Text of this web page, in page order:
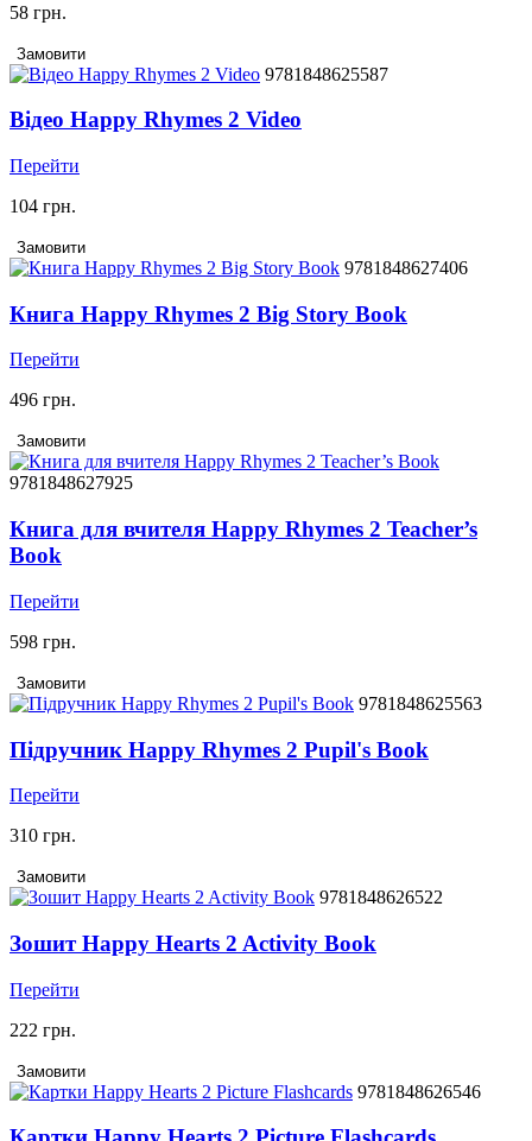
58 грн.
Замовити
9781848625587
Відео Happy Rhymes 2 Video
Перейти
104 грн.
Замовити
9781848627406
Книга Happy Rhymes 2 Big Story Book
Перейти
496 грн.
Замовити
9781848627925
Книга для вчителя Happy Rhymes 2 Teacher’s
Book
Перейти
598 грн.
Замовити
9781848625563
Підручник Happy Rhymes 2 Pupil's Book
Перейти
310 грн.
Замовити
9781848626522
Зошит Happy Hearts 2 Activity Book
Перейти
222 грн.
Замовити
9781848626546